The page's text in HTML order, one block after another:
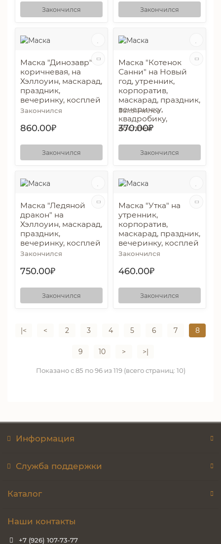
Закончился Закончился
Маска "Динозавр"
коричневая, на
Хэллоуин, маскарад,
праздник,
вечеринку, косплей
Закончился
860.00₽
Закончился
Маска "Котенок
Санни" на Новый
год, утренник,
корпоратив,
маскарад, праздник,
вечеринку,
квадробику,
косплей
Закончился
370.00₽
Закончился
Маска "Ледяной
дракон" на
Хэллоуин, маскарад,
праздник,
вечеринку, косплей
Закончился
750.00₽
Закончился
Маска "Утка" на
утренник,
корпоратив,
маскарад, праздник,
вечеринку, косплей
Закончился
460.00₽
Закончился
|< < 2 3 4 5 6 7 8
9 10 > >|
Показано с 85 по 96 из 119 (всего страниц: 10)
Информация
Служба поддержки
Каталог
Наши контакты
+7 (926) 107-73-77